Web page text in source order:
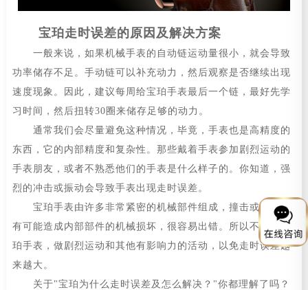
宝珀走时误差的原因及解决方案
一般来说，如果机械手表的自动链运动量很小，就会导致
功率储存不足。手动链可以补充动力，然后观察是否继续出现
速度现象。因此，建议每周给宝珀手表最后一个链，最好先学
习时间，然后扭转30圈来储存足够的动力。
通常我们会尽量避免这种情况，毕竟，手表也是高精度的
东西，它的内部精度和复杂性。那些戴着手表参加剧烈运动的
手表朋友，或者不熟悉他们的手表是什么样子的。你知道，强
烈的冲击或振动会导致手表出现走时误差。
宝珀手表由许多非常紧密的机械部件组成，撞击或坠落更
有可能造成内部部件的机械损坏，很容易出错。所以不要戴宝
珀手表，做剧烈运动和其他有影响力的活动，以免走时误差越
来越大。
关于"宝珀为什么走时误差及怎么解决？"你都理解了吗？